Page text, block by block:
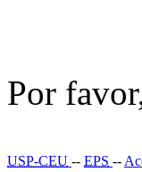
Por
USP-CEU -- EPS --